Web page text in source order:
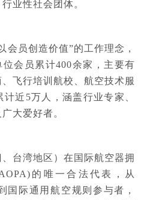
业性社会团体。
会员创造价值”的工作理念，
会员累计400余家，主要有
飞行培训航校、航空技术服
近5万人，涵盖行业专家、
大爱好者。
台湾地区）在国际航空器拥
的唯一合法代表，从
国际通用航空规则参与者，